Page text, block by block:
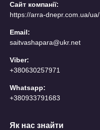
Сайт компанії:
https://arra-dnepr.com.ua/ua/
Email:
saitvashapara@ukr.net
Viber:
+380630257971
Whatsapp:
+380933791683
Як нас знайти